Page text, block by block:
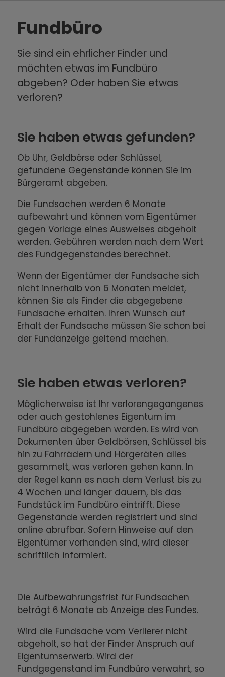
Fundbüro
Sie sind ein ehrlicher Finder und
möchten etwas im Fundbüro
abgeben? Oder haben Sie etwas
verloren?
Sie haben etwas gefunden?
Ob Uhr, Geldbörse oder Schlüssel,
gefundene Gegenstände können Sie im
Bürgeramt abgeben.
Die Fundsachen werden 6 Monate
aufbewahrt und können vom Eigentümer
gegen Vorlage eines Ausweises abgeholt
werden. Gebühren werden nach dem Wert
des Fundgegenstandes berechnet.
Wenn der Eigentümer der Fundsache sich
nicht innerhalb von 6 Monaten meldet,
können Sie als Finder die abgegebene
Fundsache erhalten. Ihren Wunsch auf
Erhalt der Fundsache müssen Sie schon bei
der Fundanzeige geltend machen.
Sie haben etwas verloren?
Möglicherweise ist Ihr verlorengegangenes
oder auch gestohlenes Eigentum im
Fundbüro abgegeben worden. Es wird von
Dokumenten über Geldbörsen, Schlüssel bis
hin zu Fahrrädern und Hörgeräten alles
gesammelt, was verloren gehen kann. In
der Regel kann es nach dem Verlust bis zu
4 Wochen und länger dauern, bis das
Fundstück im Fundbüro eintrifft. Diese
Gegenstände werden registriert und sind
online abrufbar. Sofern Hinweise auf den
Eigentümer vorhanden sind, wird dieser
schriftlich informiert.
Die Aufbewahrungsfrist für Fundsachen
beträgt 6 Monate ab Anzeige des Fundes.
Wird die Fundsache vom Verlierer nicht
abgeholt, so hat der Finder Anspruch auf
Eigentumserwerb. Wird der
Fundgegenstand im Fundbüro verwahrt, so